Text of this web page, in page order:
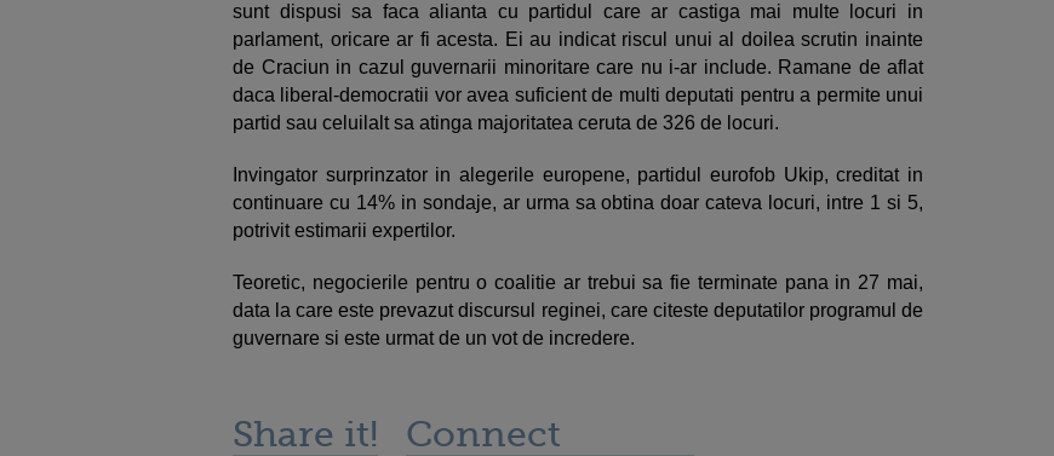
sunt dispusi sa faca alianta cu partidul care ar castiga mai multe locuri in
parlament, oricare ar fi acesta. Ei au indicat riscul unui al doilea scrutin inainte
de Craciun in cazul guvernarii minoritare care nu i-ar include. Ramane de aflat
daca liberal-democratii vor avea suficient de multi deputati pentru a permite unui
partid sau celuilalt sa atinga majoritatea ceruta de 326 de locuri.
Invingator surprinzator in alegerile europene, partidul eurofob Ukip, creditat in
continuare cu 14% in sondaje, ar urma sa obtina doar cateva locuri, intre 1 si 5,
potrivit estimarii expertilor.
Teoretic, negocierile pentru o coalitie ar trebui sa fie terminate pana in 27 mai,
data la care este prevazut discursul reginei, care citeste deputatilor programul de
guvernare si este urmat de un vot de incredere.
Share it! Connect